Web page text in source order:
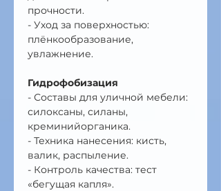
прочности.
- Уход за поверхностью:
плёнкообразование,
увлажнение.
Гидрофобизация
- Составы для уличной мебели:
силоксаны, силаны,
креминийорганика.
- Техника нанесения: кисть,
валик, распыление.
- Контроль качества: тест
«бегущая капля».